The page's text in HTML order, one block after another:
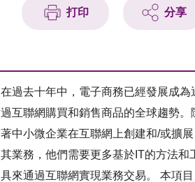
打印 分享
在過去十年中，電子商務已經發展成為
過互聯網購買和銷售商品的全球趨勢。
著中小微企業在互聯網上創建和/或擴展
其業務，他們需要更多基於IT的方法和
具來通過互聯網實現業務交易。 本項目